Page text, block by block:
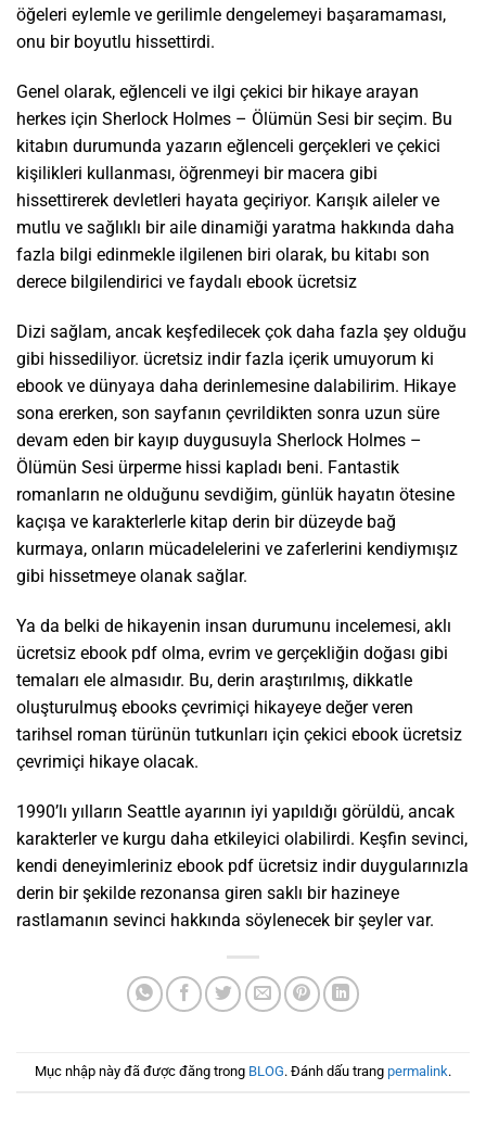
öğeleri eylemle ve gerilimle dengelemeyi başaramaması,
onu bir boyutlu hissettirdi.
Genel olarak, eğlenceli ve ilgi çekici bir hikaye arayan
herkes için Sherlock Holmes – Ölümün Sesi bir seçim. Bu
kitabın durumunda yazarın eğlenceli gerçekleri ve çekici
kişilikleri kullanması, öğrenmeyi bir macera gibi
hissettirerek devletleri hayata geçiriyor. Karışık aileler ve
mutlu ve sağlıklı bir aile dinamiği yaratma hakkında daha
fazla bilgi edinmekle ilgilenen biri olarak, bu kitabı son
derece bilgilendirici ve faydalı ebook ücretsiz
Dizi sağlam, ancak keşfedilecek çok daha fazla şey olduğu
gibi hissediliyor. ücretsiz indir fazla içerik umuyorum ki
ebook ve dünyaya daha derinlemesine dalabilirim. Hikaye
sona ererken, son sayfanın çevrildikten sonra uzun süre
devam eden bir kayıp duygusuyla Sherlock Holmes –
Ölümün Sesi ürperme hissi kapladı beni. Fantastik
romanların ne olduğunu sevdiğim, günlük hayatın ötesine
kaçışa ve karakterlerle kitap derin bir düzeyde bağ
kurmaya, onların mücadelelerini ve zaferlerini kendiymışız
gibi hissetmeye olanak sağlar.
Ya da belki de hikayenin insan durumunu incelemesi, aklı
ücretsiz ebook pdf olma, evrim ve gerçekliğin doğası gibi
temaları ele almasıdır. Bu, derin araştırılmış, dikkatle
oluşturulmuş ebooks çevrimiçi hikayeye değer veren
tarihsel roman türünün tutkunları için çekici ebook ücretsiz
çevrimiçi hikaye olacak.
1990’lı yılların Seattle ayarının iyi yapıldığı görüldü, ancak
karakterler ve kurgu daha etkileyici olabilirdi. Keşfin sevinci,
kendi deneyimleriniz ebook pdf ücretsiz indir duygularınızla
derin bir şekilde rezonansa giren saklı bir hazineye
rastlamanın sevinci hakkında söylenecek bir şeyler var.
Mục nhập này đã được đăng trong BLOG. Đánh dấu trang permalink.